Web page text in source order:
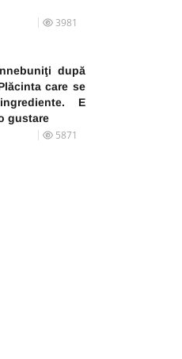
3981
după
care se
E
gustare
5871